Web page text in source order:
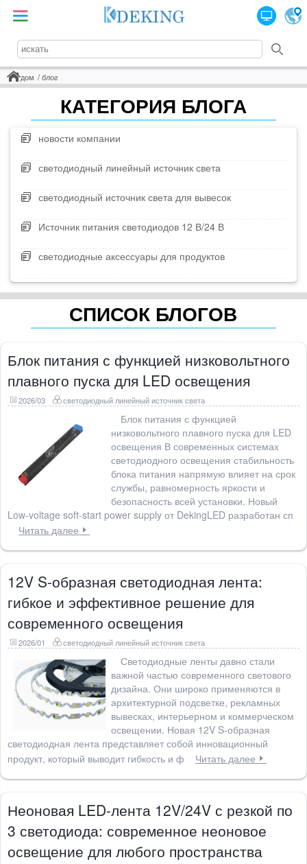
дом блог
КАТЕГОРИЯ БЛОГА
новости компании
светодиодный линейный источник света
светодиодный источник света для вывесок
Источник питания светодиодов 12 В/24 В
светодиодные аксессуары для продуктов
СПИСОК БЛОГОВ
Блок питания с функцией низковольтного
плавного пуска для LED освещения
2026/03 светодиодный линейный источник света
Блок питания с функцией
низковольтного плавного пуска для LED
освещения В современных системах
светодиодного освещения стабильность
блока питания напрямую влияет на срок
службы, равномерность яркости и
безопасность всей установки. Новый
Low-voltage soft-start power supply от DekingLED разработан сп
Читать далее
12V S-образная светодиодная лента:
гибкое и эффективное решение для
современного освещения
2026/01 светодиодный линейный источник света
Светодиодные ленты давно стали
важной частью современного светового
дизайна. Они широко применяются в
архитектурной подсветке, рекламных
вывесках, интерьерном и коммерческом
освещении. Новая 12V S-образная
светодиодная лента представляет собой инновационный
продукт, который выводит гибкость и ф
Читать далее
Неоновая LED-лента 12V/24V с резкой по
3 светодиода: современное неоновое
освещение для любого пространства